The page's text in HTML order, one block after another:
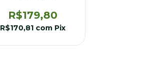
R$179,80
R$170,81 com Pix